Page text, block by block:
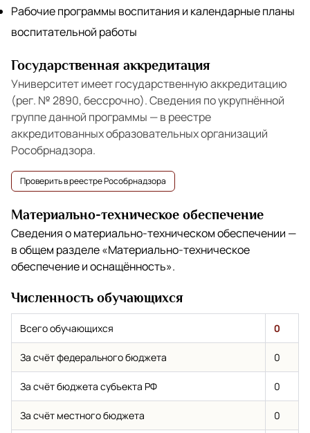
Рабочие программы воспитания и календарные планы
воспитательной работы
Государственная аккредитация
Университет имеет государственную аккредитацию
(рег. № 2890, бессрочно). Сведения по укрупнённой
группе данной программы — в реестре
аккредитованных образовательных организаций
Рособрнадзора.
Проверить в реестре Рособрнадзора
Материально-техническое обеспечение
Сведения о материально-техническом обеспечении —
в общем разделе«Материально-техническое
обеспечение и оснащённость».
Численность обучающихся
Всего обучающихся 0
За счёт федерального бюджета 0
За счёт бюджета субъекта РФ 0
За счёт местного бюджета 0